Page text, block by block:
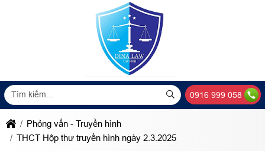
0916 999 058
Phỏng vấn - Truyền hình
THCT Hộp thư truyền hình ngày 2.3.2025